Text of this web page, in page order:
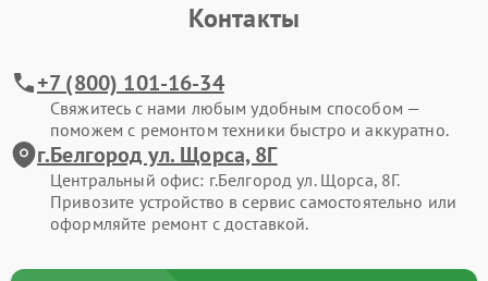
Контакты
+7 (800) 101-16-34
Свяжитесь с нами любым удобным способом —
поможем с ремонтом техники быстро и аккуратно.
г.Белгород ул. Щорса, 8Г
Центральный офис: г.Белгород ул. Щорса, 8Г.
Привозите устройство в сервис самостоятельно или
оформляйте ремонт с доставкой.